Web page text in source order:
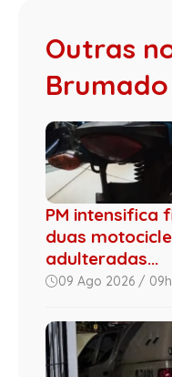
Outras
Brumado
PM intensifica
duas
adulteradas...
09 Ago 2026 /